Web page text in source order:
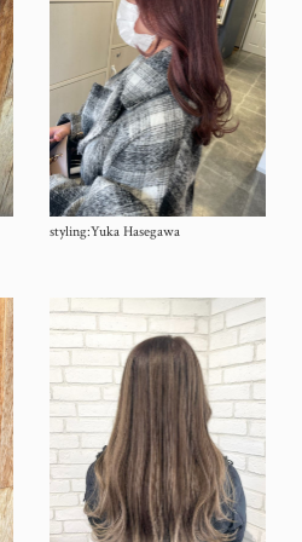
styling:Yuka Hasegawa